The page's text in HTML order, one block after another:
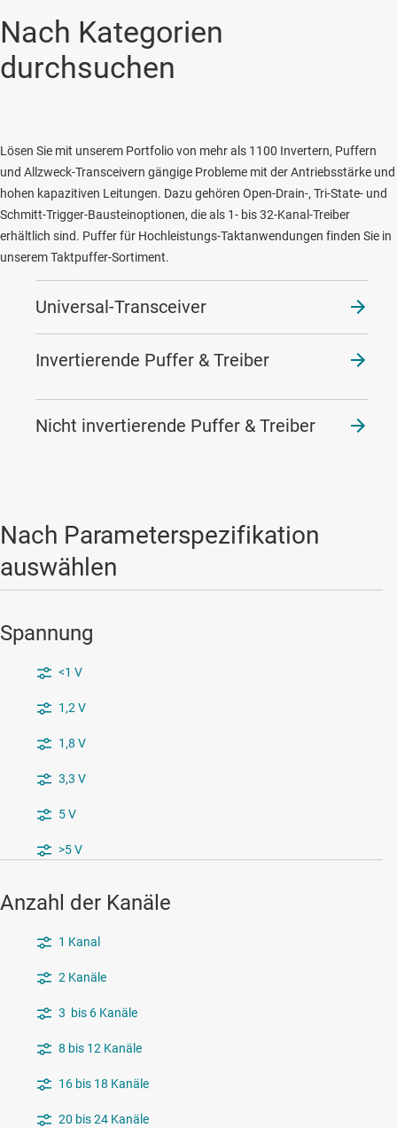
Nach Kategorien
durchsuchen
Lösen Sie mit unserem Portfolio von mehr als 1100 Invertern, Puffern
und Allzweck-Transceivern gängige Probleme mit der Antriebsstärke und
hohen kapazitiven Leitungen. Dazu gehören Open-Drain-, Tri-State- und
Schmitt-Trigger-Bausteinoptionen, die als 1- bis 32-Kanal-Treiber
erhältlich sind. Puffer für Hochleistungs-Taktanwendungen finden Sie in
unserem Taktpuffer-Sortiment.
Universal-Transceiver
Invertierende Puffer & Treiber
Nicht invertierende Puffer & Treiber
Nach Parameterspezifikation
auswählen
Spannung
<1 V
1,2 V
1,8 V
3,3 V
5 V
>5 V
Anzahl der Kanäle
1 Kanal
2 Kanäle
3 bis 6 Kanäle
8 bis 12 Kanäle
16 bis 18 Kanäle
20 bis 24 Kanäle